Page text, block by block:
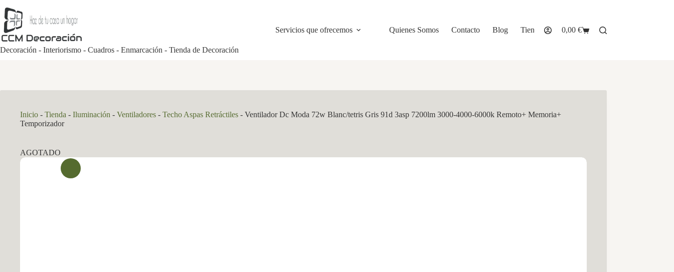
al
contenido
Decoración - Interiorismo - Cuadros - Enmarcación - Tienda de Decoración
Servicios que ofrecemos Quienes Somos Contacto Blog Tienda
Carro
0,00 €
Inicio - Tienda - Iluminación - Ventiladores - Techo Aspas Retráctiles - Ventilador Dc Moda 72w Blanc/tetris Gris 91d 3asp 7200lm 3000-4000-6000k Remoto+ Memoria+
Temporizador
AGOTADO